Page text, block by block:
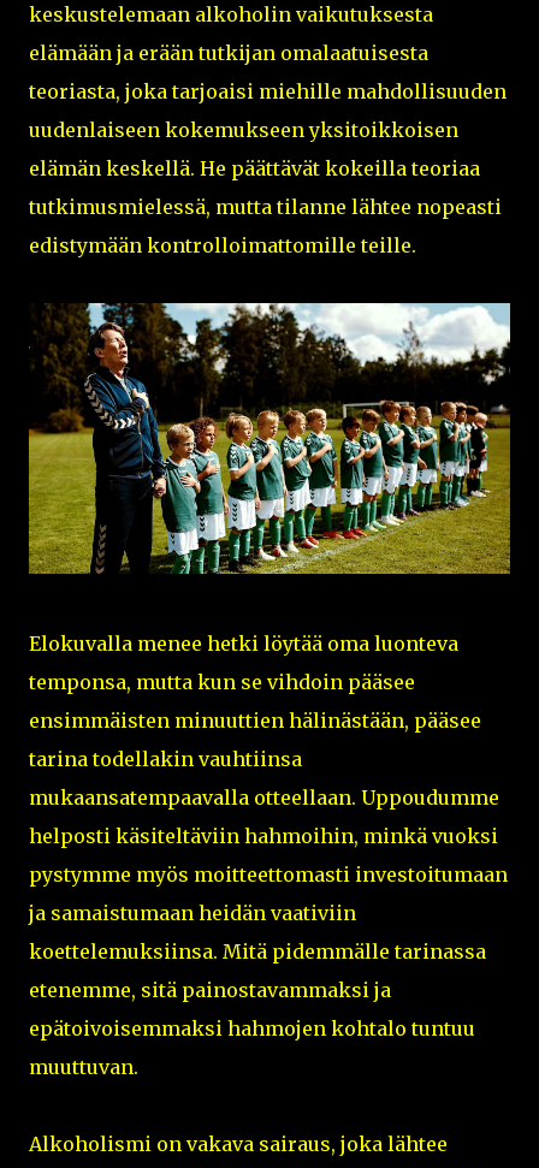
keskustelemaan alkoholin vaikutuksesta
elämään ja erään tutkijan omalaatuisesta
teoriasta, joka tarjoaisi miehille mahdollisuuden
uudenlaiseen kokemukseen yksitoikkoisen
elämän keskellä. He päättävät kokeilla teoriaa
tutkimusmielessä, mutta tilanne lähtee nopeasti
edistymään kontrolloimattomille teille.
Elokuvalla menee hetki löytää oma luonteva
temponsa, mutta kun se vihdoin pääsee
ensimmäisten minuuttien hälinästään, pääsee
tarina todellakin vauhtiinsa
mukaansatempaavalla otteellaan. Uppoudumme
helposti käsiteltäviin hahmoihin, minkä vuoksi
pystymme myös moitteettomasti investoitumaan
ja samaistumaan heidän vaativiin
koettelemuksiinsa. Mitä pidemmälle tarinassa
etenemme, sitä painostavammaksi ja
epätoivoisemmaksi hahmojen kohtalo tuntuu
muuttuvan.
Alkoholismi on vakava sairaus, joka lähtee